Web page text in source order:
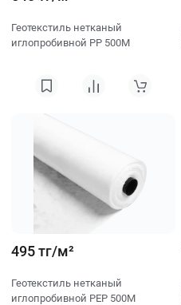
Геотекстиль нетканый
иглопробивной PP 500M
495 тг/м²
Геотекстиль нетканый
иглопробивной PEP 500M